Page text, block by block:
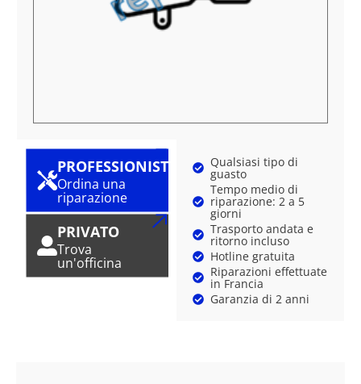
PROFESSIONISTA
Ordina una
riparazione
PRIVATO
Trova
un'officina
Qualsiasi tipo di
guasto
Tempo medio di
riparazione: 2 a 5
giorni
Trasporto andata e
ritorno incluso
Hotline gratuita
Riparazioni effettuate
in Francia
Garanzia di 2 anni